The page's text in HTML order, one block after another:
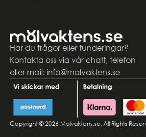
Har du frågor eller funderingar?
Kontakta oss via vår chatt, telefon
eller mail: info@malvaktens.se
Copyright © 2026 Malvaktens.se. All Rights